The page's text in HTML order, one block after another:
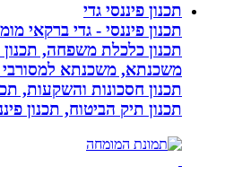
תכנון פיננסי גדי
תכנון כלכלת משפחה, תכנון
משכנתא, משכנתא למסורבי
תכנון חסכונות והשקעות, תכנון
תכנון תיק הביטוח, תכנון פיננסי